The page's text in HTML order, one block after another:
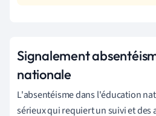
Signalement
nationale
L'absentéisme dans l'éducation
sérieux qui requiert un suivi et des